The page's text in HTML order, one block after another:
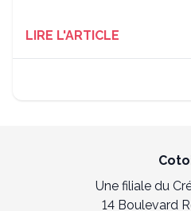
LIRE L'ARTICLE
Une filiale du
14 Boulevard